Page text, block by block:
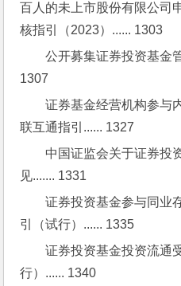
百人的未上市股份有限公司
核指引（2023）...... 1303
公开募集证券投资基金
1307
证券基金经营机构参与
联互通指引...... 1327
中国证监会关于证券投
见....... 1331
证券投资基金参与同业
引（试行）...... 1335
证券投资基金投资流通
行）...... 1340